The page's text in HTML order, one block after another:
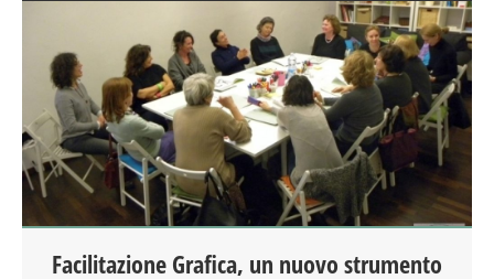
CREATIVITÀ
EDUCATORE
FACILITAZIONE GRAFICA
FORMAZIONE
LABORATORIO
MAMME
MOOD BOX
PEDAGOGIA
Facilitazione Grafica, un nuovo strumento